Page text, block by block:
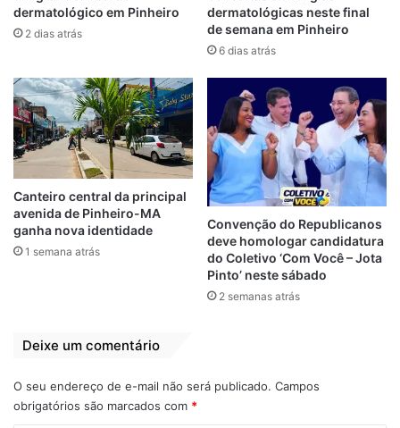
A Rede foi desenvolvida pela Setres, neste
momento de pandemia do novo
Coronavírus e de distanciamento social, e
pretende ser o elo entre quem produz e
comercializa e quem compra e consome.
O produtor pode cadastrar seu
empreendimento, postar informações e
fotos de seu produto ou serviço e estipular
a forma de pagamento. O consumidor, ao
acessar a plataforma, pode selecionar os
produtos de seu interesse e, depois,
receberá sua compra em casa. É a mesma
online.
dermatológico em Pinheiro
2 dias atrás
dermatológicas neste final
de semana em Pinheiro
6 dias atrás
Canteiro central da principal
avenida de Pinheiro-MA
ganha nova identidade
1 semana atrás
Convenção do Republicanos
deve homologar candidatura
do Coletivo ‘Com Você – Jota
Pinto’ neste sábado
2 semanas atrás
Deixe um comentário
O seu endereço de e-mail não será publicado. Campos
obrigatórios são marcados com *